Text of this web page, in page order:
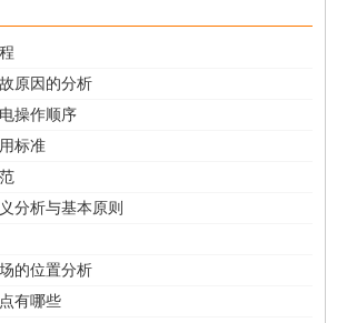
原因的分析
操作顺序
标准
分析与基本原则
的位置分析
有哪些